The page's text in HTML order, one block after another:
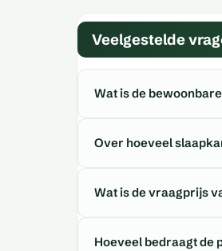
Veelgestelde
Wat is de
Over hoeveel
Wat is de vraagprijs
Hoeveel bedraagt de